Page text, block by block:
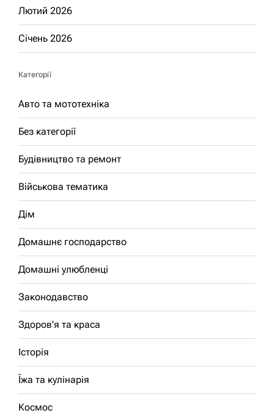
Лютий 2026
Січень 2026
Категорії
Авто та мототехніка
Без категорії
Будівництво та ремонт
Військова тематика
Дім
Домашнє господарство
Домашні улюбленці
Законодавство
Здоров'я та краса
Історія
Їжа та кулінарія
Космос